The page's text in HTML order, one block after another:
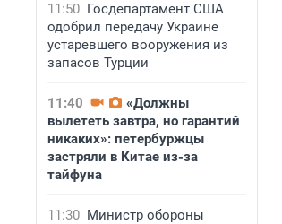
11:50 Госдепартамент США
одобрил передачу Украине
устаревшего вооружения из
запасов Турции
11:40
«Должны
вылететь завтра, но гарантий
никаких»: петербуржцы
застряли в Китае из-за
тайфуна
11:30 Министр обороны